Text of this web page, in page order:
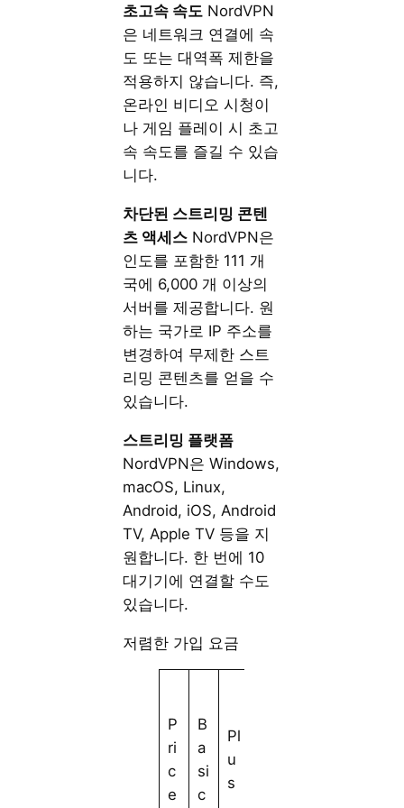
초고속 속도 NordVPN
은 네트워크 연결에 속
도 또는 대역폭 제한을
적용하지 않습니다. 즉,
온라인 비디오 시청이
나 게임 플레이 시 초고
속 속도를 즐길 수 있습
니다.
차단된 스트리밍 콘텐
츠 액세스 NordVPN은
인도를 포함한 111 개
국에 6,000 개 이상의
서버를 제공합니다. 원
하는 국가로 IP 주소를
변경하여 무제한 스트
리밍 콘텐츠를 얻을 수
있습니다.
스트리밍 플랫폼
NordVPN은 Windows,
macOS, Linux,
Android, iOS, Android
TV, Apple TV 등을 지
원합니다. 한 번에 10
대기기에 연결할 수도
있습니다.
저렴한 가입 요금
P
ri
c
e
B
a
si
c
Pl
u
s